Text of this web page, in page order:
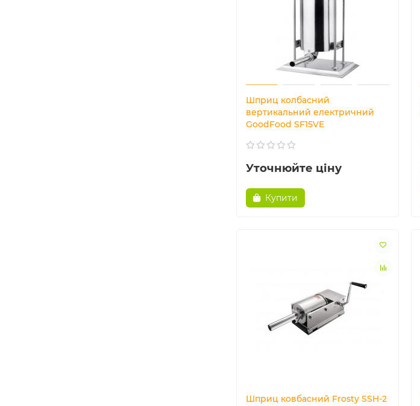
Шприц колбасний
вертикальний електричний
GoodFood SF15VE
Уточнюйте ціну
Купити
Шприц ковбасний Frosty SSH-2